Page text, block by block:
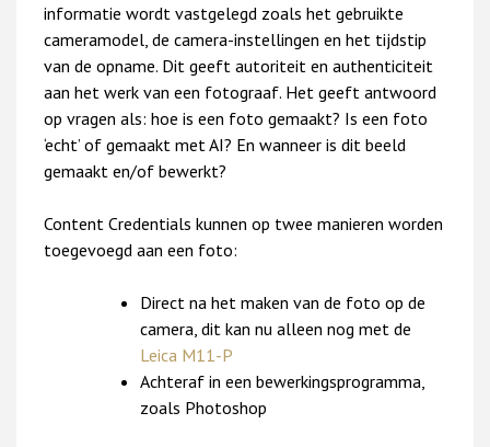
informatie wordt vastgelegd zoals het gebruikte
cameramodel, de camera-instellingen en het tijdstip
van de opname. Dit geeft autoriteit en authenticiteit
aan het werk van een fotograaf. Het geeft antwoord
op vragen als: hoe is een foto gemaakt? Is een foto
‘echt’ of gemaakt met AI? En wanneer is dit beeld
gemaakt en/of bewerkt?
Content Credentials kunnen op twee manieren worden
toegevoegd aan een foto:
Direct na het maken van de foto op de
camera, dit kan nu alleen nog met de
Leica M11-P
Achteraf in een bewerkingsprogramma,
zoals Photoshop